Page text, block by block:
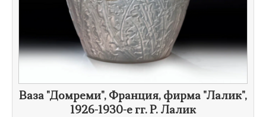
Ваза "Домреми", Франция, фирма "Лалик",
1926-1930-е гг. Р. Лалик